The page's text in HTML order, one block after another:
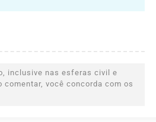
inclusive nas esferas civil e
você concorda com os